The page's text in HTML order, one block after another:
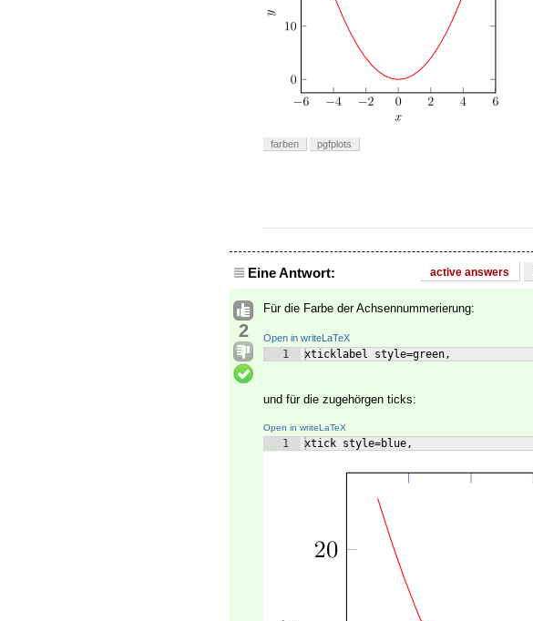
farben pgfplots
Eine Antwort: active answers
2
Für die Farbe der Achsennummerierung:
Open in writeLaTeX
1 xticklabel style=green,
und für die zugehörgen ticks:
Open in writeLaTeX
1 xtick style=blue,